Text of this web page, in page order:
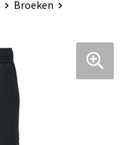
Broeken